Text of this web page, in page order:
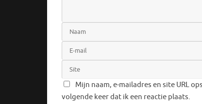
Mijn naam, e-mailadres en site URL
volgende keer dat ik een reactie plaats.